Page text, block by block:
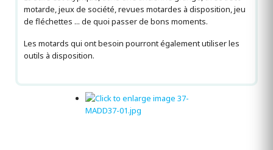
motarde, jeux de société, revues motardes à disposition, jeu
de fléchettes ... de quoi passer de bons moments.
Les motards qui ont besoin pourront également utiliser les
outils à disposition.